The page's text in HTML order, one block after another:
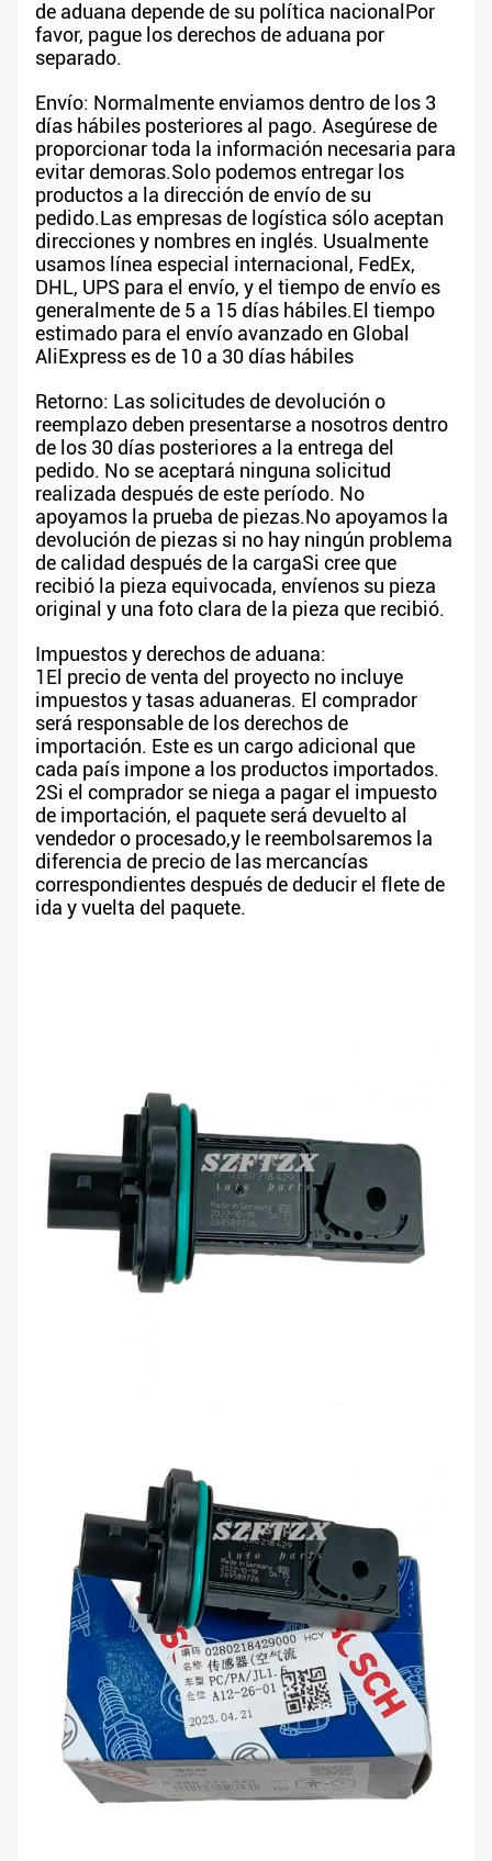
de aduana depende de su política nacionalPor
favor, pague los derechos de aduana por
separado.
Envío: Normalmente enviamos dentro de los 3
días hábiles posteriores al pago. Asegúrese de
proporcionar toda la información necesaria para
evitar demoras.Solo podemos entregar los
productos a la dirección de envío de su
pedido.Las empresas de logística sólo aceptan
direcciones y nombres en inglés. Usualmente
usamos línea especial internacional, FedEx,
DHL, UPS para el envío, y el tiempo de envío es
generalmente de 5 a 15 días hábiles.El tiempo
estimado para el envío avanzado en Global
AliExpress es de 10 a 30 días hábiles
Retorno: Las solicitudes de devolución o
reemplazo deben presentarse a nosotros dentro
de los 30 días posteriores a la entrega del
pedido. No se aceptará ninguna solicitud
realizada después de este período. No
apoyamos la prueba de piezas.No apoyamos la
devolución de piezas si no hay ningún problema
de calidad después de la cargaSi cree que
recibió la pieza equivocada, envíenos su pieza
original y una foto clara de la pieza que recibió.
Impuestos y derechos de aduana:
1El precio de venta del proyecto no incluye
impuestos y tasas aduaneras. El comprador
será responsable de los derechos de
importación. Este es un cargo adicional que
cada país impone a los productos importados.
2Si el comprador se niega a pagar el impuesto
de importación, el paquete será devuelto al
vendedor o procesado,y le reembolsaremos la
diferencia de precio de las mercancías
correspondientes después de deducir el flete de
ida y vuelta del paquete.